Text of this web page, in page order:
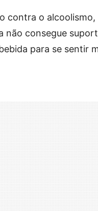
contra o
não consegue
para se sentir